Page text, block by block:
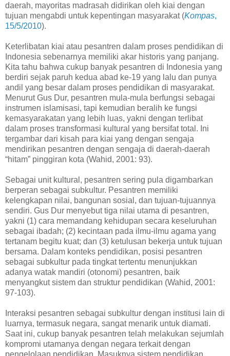
daerah, mayoritas madrasah didirikan oleh kiai dengan
tujuan mengabdi untuk kepentingan masyarakat (Kompas,
15/5/2010).
Keterlibatan kiai atau pesantren dalam proses pendidikan di
Indonesia sebenarnya memiliki akar historis yang panjang.
Kita tahu bahwa cukup banyak pesantren di Indonesia yang
berdiri sejak paruh kedua abad ke-19 yang lalu dan punya
andil yang besar dalam proses pendidikan di masyarakat.
Menurut Gus Dur, pesantren mula-mula berfungsi sebagai
instrumen islamisasi, tapi kemudian beralih ke fungsi
kemasyarakatan yang lebih luas, yakni dengan terlibat
dalam proses transformasi kultural yang bersifat total. Ini
tergambar dari kisah para kiai yang dengan sengaja
mendirikan pesantren dengan sengaja di daerah-daerah
“hitam” pinggiran kota (Wahid, 2001: 93).
Sebagai unit kultural, pesantren sering pula digambarkan
berperan sebagai subkultur. Pesantren memiliki
kelengkapan nilai, bangunan sosial, dan tujuan-tujuannya
sendiri. Gus Dur menyebut tiga nilai utama di pesantren,
yakni (1) cara memandang kehidupan secara keseluruhan
sebagai ibadah; (2) kecintaan pada ilmu-ilmu agama yang
tertanam begitu kuat; dan (3) ketulusan bekerja untuk tujuan
bersama. Dalam konteks pendidikan, posisi pesantren
sebagai subkultur pada tingkat tertentu menunjukkan
adanya watak mandiri (otonomi) pesantren, baik
menyangkut sistem dan struktur pendidikan (Wahid, 2001:
97-103).
Interaksi pesantren sebagai subkultur dengan institusi lain di
luarnya, termasuk negara, sangat menarik untuk diamati.
Saat ini, cukup banyak pesantren telah melakukan sejumlah
kompromi utamanya dengan negara terkait dengan
pengelolaan pendidikan. Masuknya sistem pendidikan